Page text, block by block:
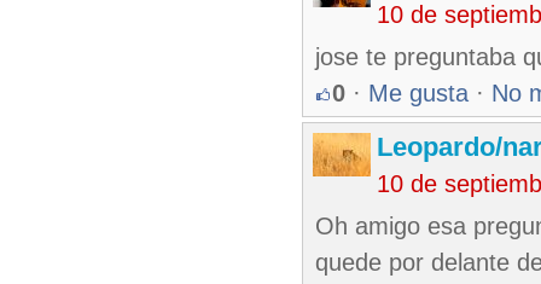
10 de
jose te preguntaba
0 · Me gusta · No
Leopardo/
10 de
Oh amigo esa
quede por delante